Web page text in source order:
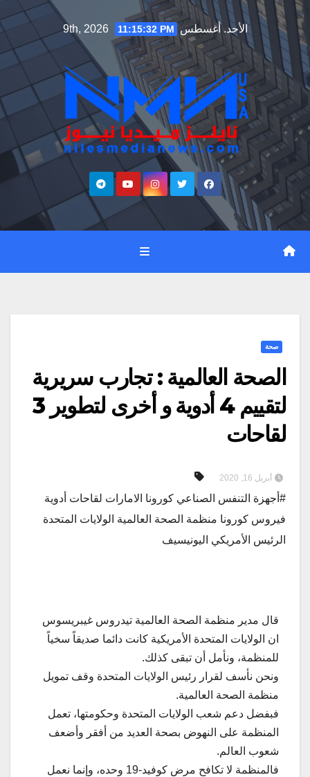
Skip
to
content
الأحد. أغسطس 9th, 2026 11:15:33 PM
صحة
الصحة العالمية : تجارب سريرية
لتقييم 4 أدوية و أخرى لتطوير 3
لقاحات
أبريل 16, 2020
#أجهزة التنفس الصناعي كورونا الامارات لقاحات أدوية
فيروس كورونا منظمة الصحة العالمية الولايات المتحدة
الرئيس الأمريكي اليونيسيف
قال مدير منظمة الصحة العالمية تيدروس غيبريسوس
ان الولايات المتحدة الأمريكية كانت دائما صديقاً سخياً
للمنظمة، ونأمل أن تبقى كذلك.
ونحن نأسف لقرار رئيس الولايات المتحدة وقف تمويل
منظمة الصحة العالمية.
فبفضل دعم شعب الولايات المتحدة وحكومتها، تعمل
المنظمة على النهوض بصحة العديد من أفقر وأضعف
شعوب العالم.
فالمنظمة لا تكافح مرض كوفيد-19 وحده، وإنما نعمل